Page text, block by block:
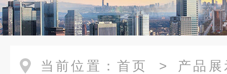
当前位置： 首页 > 产品展